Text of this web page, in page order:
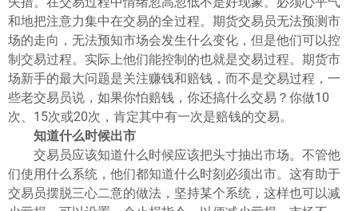
和地把注意力集中在交易的全过程。期货交易员无法预测市
场的走向，无法预知市场会发生什么变化，但是他们可以控
制交易过程。实际上他们能控制的也就是交易过程。期货市
场新手的最大问题是关注赚钱和赔钱，而不是交易过程，一
些老交易员说，如果你怕赔钱，你还搞什么交易？你做10
次、15次或20次，肯定其中有一次是赔钱的交易。
知道什么时候出市
交易员应该知道什么时候应该把头寸抽出市场。不管他
们使用什么系统，他们都知道什么时刻必须出市。这有助于
交易员摆脱三心二意的做法，坚持某个系统，这样也可以减